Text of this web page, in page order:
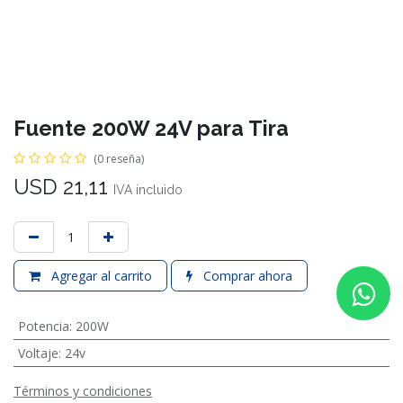
Fuente 200W 24V para Tira
(0 reseña)
USD 21,11 IVA incluido
Agregar al carrito Comprar ahora
Potencia: 200W
Voltaje: 24v
Términos y condiciones